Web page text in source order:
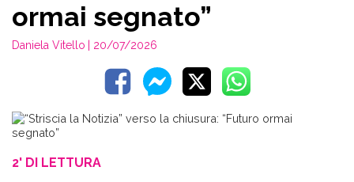
ormai segnato”
Daniela Vitello | 20/07/2026
2' DI LETTURA